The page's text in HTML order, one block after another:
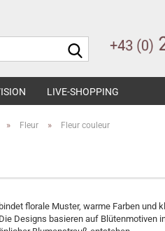
Suche...
LIVE-SHOPPING
» Fleur » Fleur couleur
florale Muster, warme Farben
Designs basieren auf Blütenmotiven